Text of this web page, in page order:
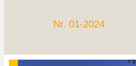
Nr. 01-2024